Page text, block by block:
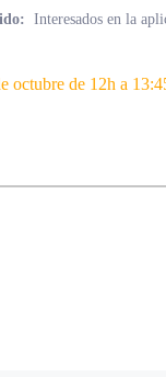
Interesados en la
octubre de 12h a